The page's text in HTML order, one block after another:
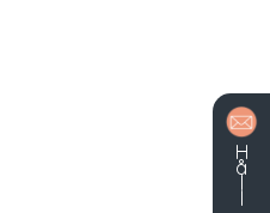
H
å
l
l